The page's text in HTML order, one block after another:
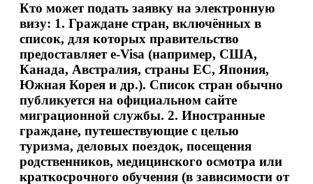
Кто может подать заявку на электронную
визу: 1. Граждане стран, включённых в
список, для которых правительство
предоставляет e-Visa (например, США,
Канада, Австралия, страны ЕС, Япония,
Южная Корея и др.). Список стран обычно
публикуется на официальном сайте
миграционной службы. 2. Иностранные
граждане, путешествующие с целью
туризма, деловых поездок, посещения
родственников, медицинского осмотра или
краткосрочного обучения (в зависимости от